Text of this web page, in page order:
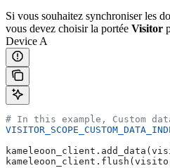
Si vous souhaitez synchroniser les
vous devez choisir la portée Visitor
Device A
# In this example, Custom